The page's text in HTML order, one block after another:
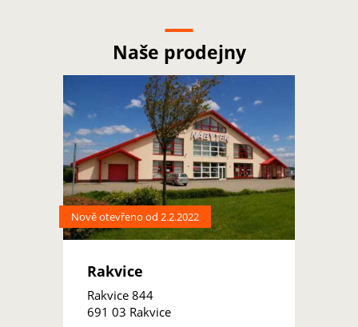
Naše prodejny
Nově otevřeno od 2.2.2022
Rakvice
Rakvice 844
691 03 Rakvice